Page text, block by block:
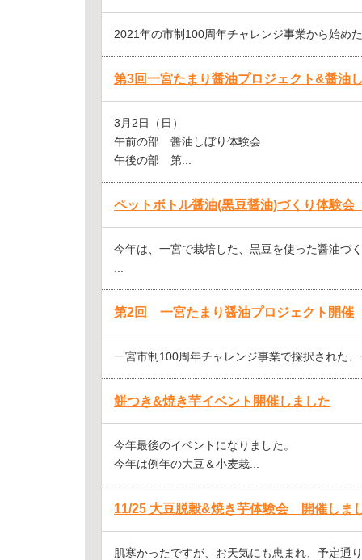
2021年の市制100周年チャレンジ事業から始め
第3回一宮たまり醤油プロジェクト&醤油
3月2日（日）
午前の部 醤油しぼり体験会
午後の部 第...
ペットボトル醤油(黒豆醤油)づくり体験
今年は、一宮で栽培した、黒豆を使った醤油づ
第2回 一宮たまり醤油プロジェクト開催
一宮市制100周年チャレンジ事業で採択された
餅つき&焼き芋イベント開催しました
今年最後のイベントになりました。
今年は例年の大豆＆小麦栽...
11/25 大豆脱穀&焼き芋体験会 開催しま
肌寒かったですが、お天気にも恵まれ、予定通